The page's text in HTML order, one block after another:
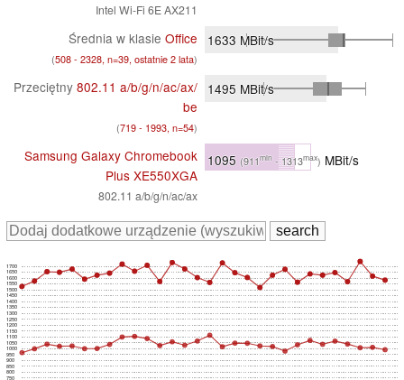
Intel Wi-Fi 6E AX211
Średnia w klasie Office
(508 - 2328, n=39, ostatnie 2 lata)
1633 MBit/s
Przeciętny 802.11 a/​b/​g/​n/​ac/​ax/​
be
(719 - 1993, n=54)
1495 MBit/s
Samsung Galaxy Chromebook
Plus XE550XGA
802.11 a/b/g/n/ac/ax
1095 (911min - 1313max) MBit/s
750
800
850
900
950
1000
1050
1100
1150
1200
1250
1300
1350
1400
1450
1500
1550
1600
1650
1700